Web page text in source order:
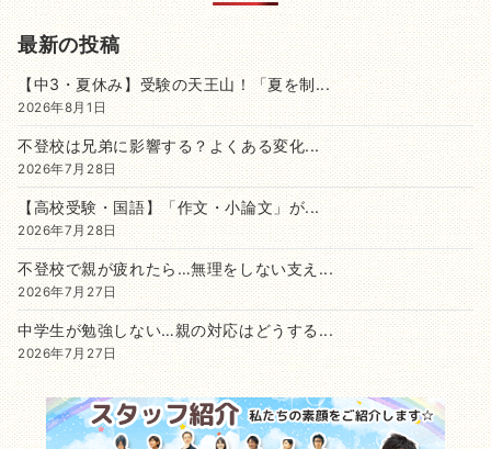
最新の投稿
【中3・夏休み】受験の天王山！「夏を制...
2026年8月1日
不登校は兄弟に影響する？よくある変化...
2026年7月28日
【高校受験・国語】「作文・小論文」が...
2026年7月28日
不登校で親が疲れたら…無理をしない支え...
2026年7月27日
中学生が勉強しない…親の対応はどうする...
2026年7月27日